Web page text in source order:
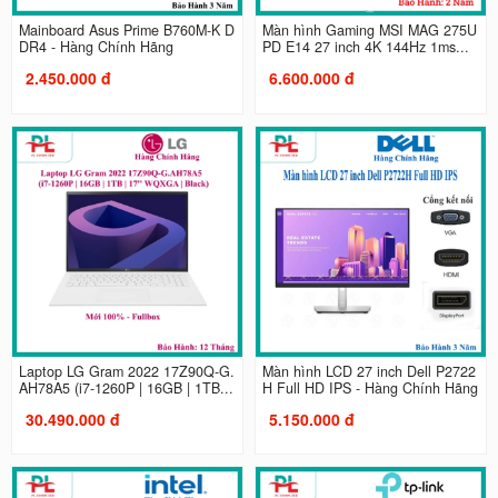
Mainboard Asus Prime B760M-K D
DR4 - Hàng Chính Hãng
2.450.000 đ
Màn hình Gaming MSI MAG 275U
PD E14 27 inch 4K 144Hz 1ms...
6.600.000 đ
Laptop LG Gram 2022 17Z90Q-G.
AH78A5 (i7-1260P | 16GB | 1TB...
30.490.000 đ
Màn hình LCD 27 inch Dell P2722
H Full HD IPS - Hàng Chính Hãng
5.150.000 đ